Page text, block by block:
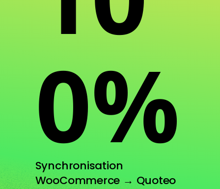
0%
Synchronisation
WooCommerce → Quoteo